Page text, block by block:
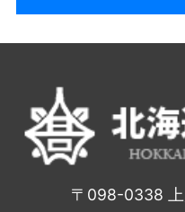
〒098-0338